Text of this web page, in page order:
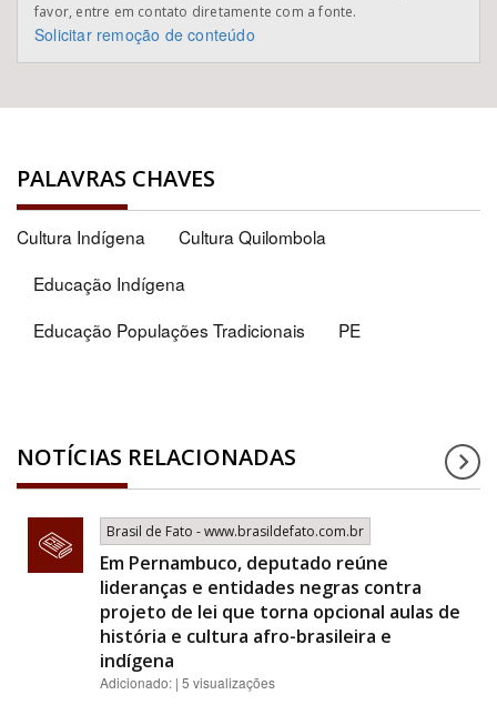
favor, entre em contato diretamente com a fonte.
Solicitar remoção de conteúdo
PALAVRAS CHAVES
Cultura Indígena
Cultura Quilombola
Educação Indígena
Educação Populações Tradicionais
PE
NOTÍCIAS RELACIONADAS
Brasil de Fato - www.brasildefato.com.br
Em Pernambuco, deputado reúne
lideranças e entidades negras contra
projeto de lei que torna opcional aulas de
história e cultura afro-brasileira e
indígena
Adicionado: | 5 visualizações